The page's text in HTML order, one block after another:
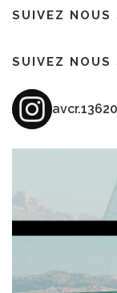
SUIVEZ NOUS
SUIVEZ NOUS
avcr.13620